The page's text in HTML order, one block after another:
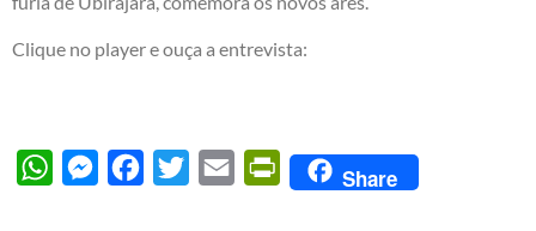
Clique no player e ouça a entrevista:
WhatsAppMessengerFacebook
Twitter Email PrintFriendly
Share